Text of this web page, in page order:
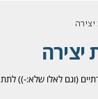
יצירה
יצירה
(וגם לאלו שלא:-)) לתת